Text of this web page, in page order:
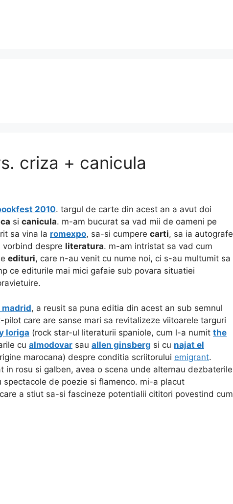
criza + canicula
2010. targul de carte din acest an a avut doi
si canicula. m-am bucurat sa vad mii de oameni pe
sa vina la romexpo, sa-si cumpere carti, sa ia autografe
vorbind despre literatura. m-am intristat sa vad cum
edituri, care n-au venit cu nume noi, ci s-au multumit sa
ce editurile mai mici gafaie sub povara situatiei
madrid, a reusit sa puna editia din acest an sub semnul
pilot care are sanse mari sa revitalizeze viitoarele targuri
loriga (rock star-ul literaturii spaniole, cum l-a numit the
cu almodovar sau allen ginsberg si cu najat el
marocana) despre conditia scriitorului emigrant.
in rosu si galben, avea o scena unde alternau dezbaterile
de poezie si flamenco. mi-a placut
a stiut sa-si fascineze potentialii cititori povestind cum